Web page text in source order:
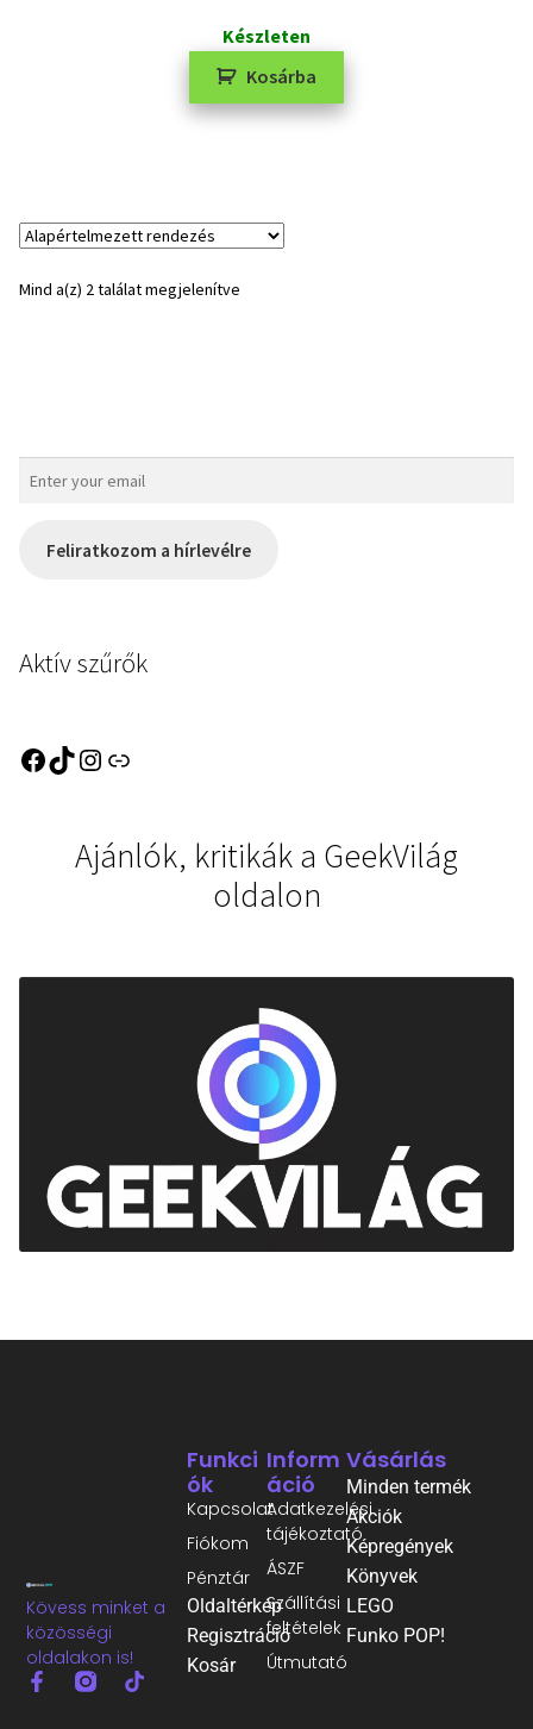
Készleten
Kosárba
Mind a(z) 2 találat megjelenítve
Feliratkozom a hírlevélre
Aktív szűrők
Ajánlók, kritikák a GeekVilág
oldalon
Kövess minket a
közösségi
oldalakon is!
Inform
Áció
Adatkezelési
tájékoztató
ÁSZF
Szállítási
feltételek
Útmutató
Funkci
Ók
Kapcsolat
Fiókom
Pénztár
Oldaltérkép
Regisztráció
Kosár
Vásárlás
Minden termék
Akciók
Képregények
Könyvek
LEGO
Funko POP!